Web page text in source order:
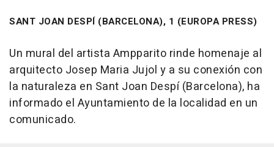
SANT JOAN DESPÍ (BARCELONA), 1 (EUROPA PRESS)
Un mural del artista Ampparito rinde homenaje al
arquitecto Josep Maria Jujol y a su conexión con
la naturaleza en Sant Joan Despí (Barcelona), ha
informado el Ayuntamiento de la localidad en un
comunicado.